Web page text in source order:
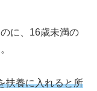
に、16歳未満の
扶養に入れると所